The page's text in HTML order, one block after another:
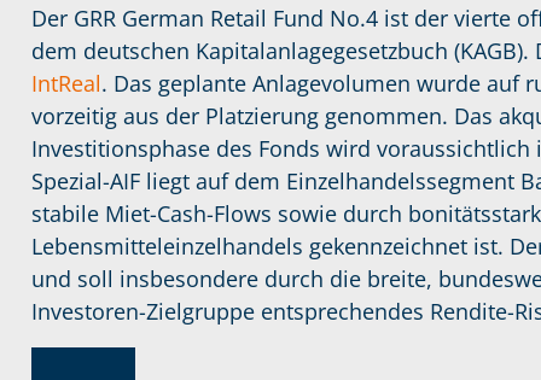
Der GRR German Retail Fund No.4 ist der vierte
dem deutschen Kapitalanlagegesetzbuch
IntReal. Das geplante Anlagevolumen wurde auf
vorzeitig aus der Platzierung genommen. Das
Investitionsphase des Fonds wird voraussichtlich
Spezial-AIF liegt auf dem Einzelhandelssegment
stabile Miet-Cash-Flows sowie durch
Lebensmitteleinzelhandels gekennzeichnet ist.
und soll insbesondere durch die breite,
Investoren-Zielgruppe entsprechendes Rendite-